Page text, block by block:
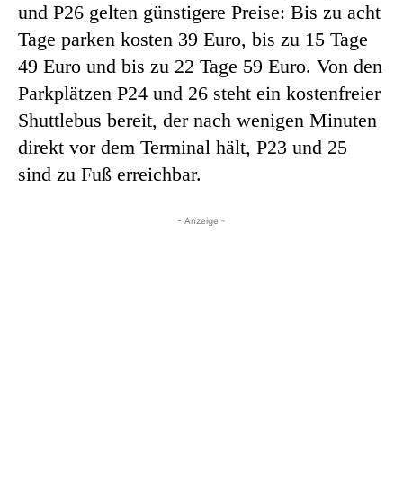
und P26 gelten günstigere Preise: Bis zu acht
Tage parken kosten 39 Euro, bis zu 15 Tage
49 Euro und bis zu 22 Tage 59 Euro. Von den
Parkplätzen P24 und 26 steht ein kostenfreier
Shuttlebus bereit, der nach wenigen Minuten
direkt vor dem Terminal hält, P23 und 25
sind zu Fuß erreichbar.
- Anzeige -